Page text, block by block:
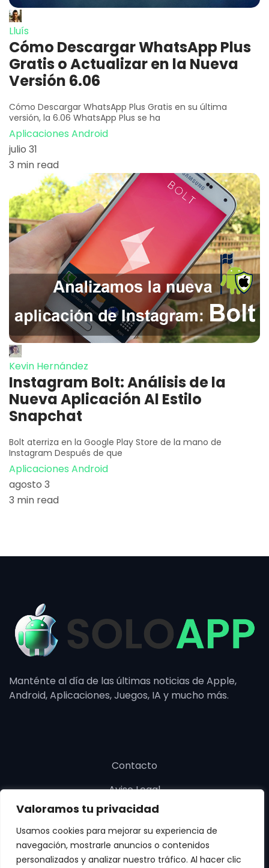
Valoramos tu privacidad
Usamos cookies para mejorar su experiencia de
navegación, mostrarle anuncios o contenidos
personalizados y analizar nuestro tráfico. Al hacer clic
Lluís
Cómo Descargar WhatsApp Plus
Gratis o Actualizar en la Nueva
Versión 6.06
Cómo Descargar WhatsApp Plus Gratis en su última
versión, la 6.06 WhatsApp Plus se ha
Aplicaciones Android
julio 31
3 min read
Kevin Hernández
Instagram Bolt: Análisis de la
Nueva Aplicación Al Estilo
Snapchat
Bolt aterriza en la Google Play Store de la mano de
Instagram Después de que
Aplicaciones Android
agosto 3
3 min read
Manténte al día de las últimas noticias de Apple,
Android, Aplicaciones, Juegos, IA y mucho más.
Contacto
Aviso Legal
Política de cookies
Política de privacidad